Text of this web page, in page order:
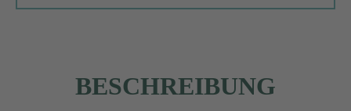
BESCHREIBUNG